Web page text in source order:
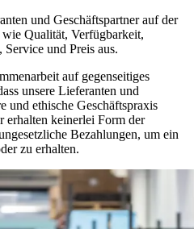
und Geschäftspartner auf der
Qualität, Verfügbarkeit,
und Preis aus.
auf gegenseitiges
unsere Lieferanten und
und ethische Geschäftspraxis
erhalten keinerlei Form der
Bezahlungen, um ein
zu erhalten.